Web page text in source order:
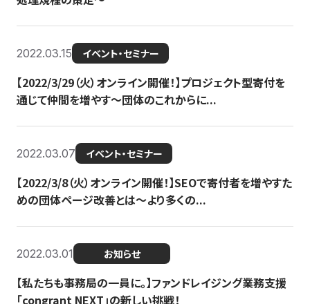
2022.03.15 イベント・セミナー
【2022/3/29（火）オンライン開催！】プロジェクト型寄付を
通じて仲間を増やす～団体のこれからに...
2022.03.07 イベント・セミナー
【2022/3/8（火）オンライン開催！】SEOで寄付者を増やすた
めの団体ページ改善とは～より多くの...
2022.03.01 お知らせ
【私たちも事務局の一員に。】ファンドレイジング業務支援
「congrant NEXT」の新しい挑戦！